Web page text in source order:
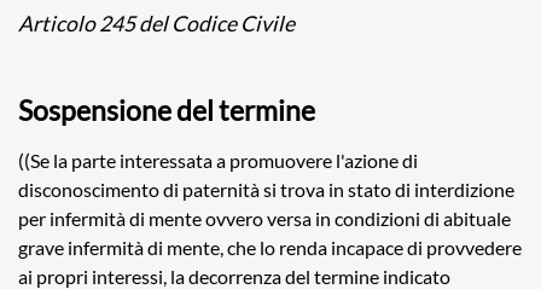
Articolo 245 del Codice Civile
Sospensione del termine
((Se la parte interessata a promuovere l'azione di
disconoscimento di paternità si trova in stato di interdizione
per infermità di mente ovvero versa in condizioni di abituale
grave infermità di mente, che lo renda incapace di provvedere
ai propri interessi, la decorrenza del termine indicato